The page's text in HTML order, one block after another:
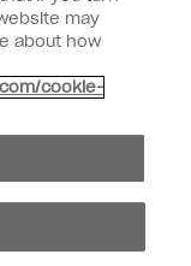
転載を禁じます。
may
about how
cookie-